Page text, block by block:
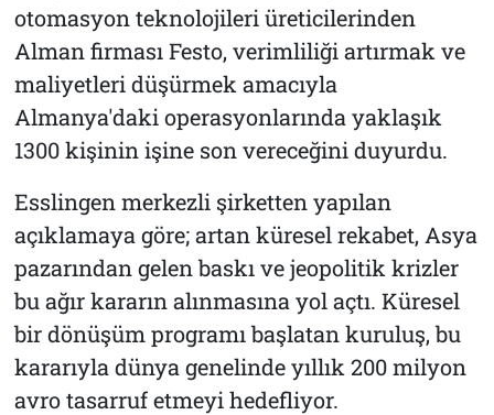
otomasyon teknolojileri üreticilerinden
Alman firması Festo, verimliliği artırmak ve
maliyetleri düşürmek amacıyla
Almanya'daki operasyonlarında yaklaşık
1300 kişinin işine son vereceğini duyurdu.
Esslingen merkezli şirketten yapılan
açıklamaya göre; artan küresel rekabet, Asya
pazarından gelen baskı ve jeopolitik krizler
bu ağır kararın alınmasına yol açtı. Küresel
bir dönüşüm programı başlatan kuruluş, bu
kararıyla dünya genelinde yıllık 200 milyon
avro tasarruf etmeyi hedefliyor.